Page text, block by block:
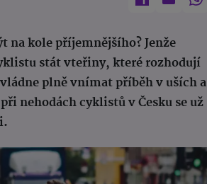
na kole příjemnějšího? Jenže
stát vteřiny, které rozhodují
plně vnímat příběh v uších a
nehodách cyklistů v Česku se už